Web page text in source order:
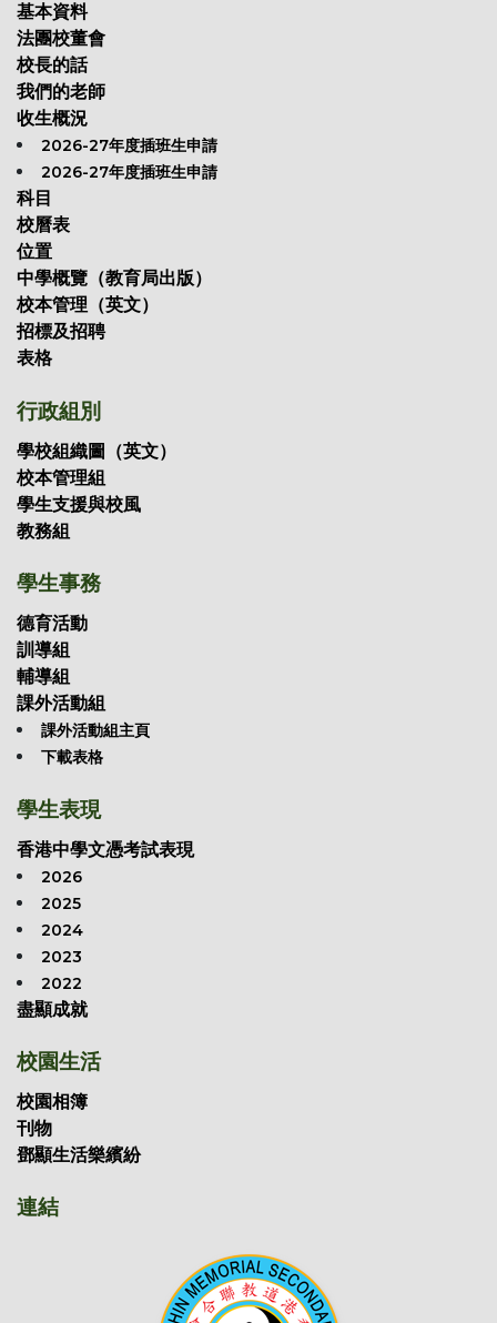
基本資料
法團校董會
校長的話
我們的老師
收生概況
2026-27年度插班生申請
2026-27年度插班生申請
科目
校曆表
位置
中學概覽（教育局出版）
校本管理（英文）
招標及招聘
表格
行政組別
學校組織圖（英文）
校本管理組
學生支援與校風
教務組
學生事務
德育活動
訓導組
輔導組
課外活動組
課外活動組主頁
下載表格
學生表現
香港中學文憑考試表現
2026
2025
2024
2023
2022
盡顯成就
校園生活
校園相簿
刊物
鄧顯生活樂繽紛
連結